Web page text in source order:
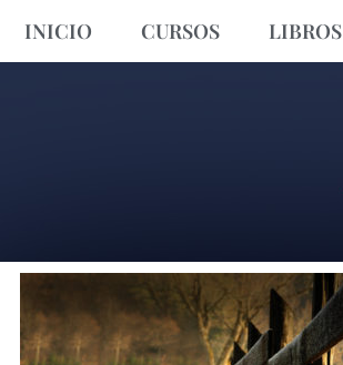
INICIO CURSOS LIBROS